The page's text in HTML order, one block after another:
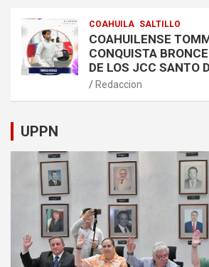
COAHUILA SALTILLO
COAHUILENSE
CONQUISTA
DE LOS JCC SANTO
Redaccion
UPPN